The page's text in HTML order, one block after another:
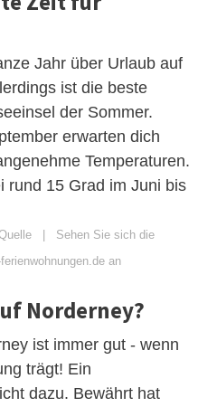
Jahr über Urlaub auf
ist die beste
der Sommer.
erwarten dich
Temperaturen.
rund 15 Grad im Juni bis
| Sehen Sie sich die
an
Norderney?
ist immer gut - wenn
trägt! Ein
dazu. Bewährt hat